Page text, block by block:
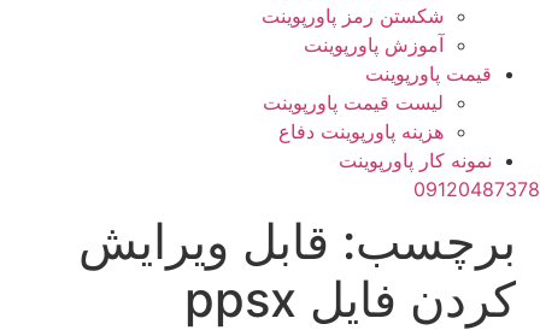
شکستن رمز پاورپوینت
آموزش پاورپوینت
قیمت پاورپوینت
لیست قیمت پاورپوینت
هزینه پاورپوینت دفاع
نمونه کار پاورپوینت
09120487378
برچسب: قابل ویرایش
کردن فایل ppsx